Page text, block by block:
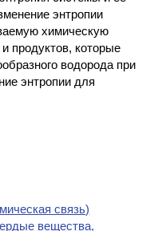
энтропии
химическую
продуктов, которые
водорода при
энтропии для
связь)
вещества,